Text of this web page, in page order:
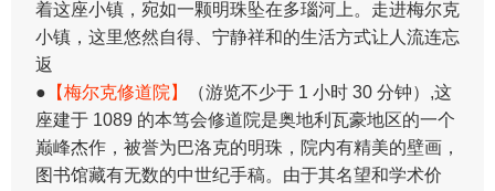
着这座小镇，宛如一颗明珠坠在多瑙河上。走进梅尔克
小镇，这里悠然自得、宁静祥和的生活方式让人流连忘
返
● 【梅尔克修道院】
（游览不少于 1 小时 30 分钟）,这
座建于 1089 的本笃会修道院是奥地利瓦豪地区的一个
巅峰杰作，被誉为巴洛克的明珠，院内有精美的壁画，
图书馆藏有无数的中世纪手稿。由于其名望和学术价